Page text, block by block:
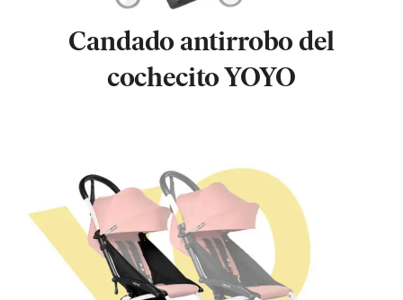
Candado antirrobo del
cochecito YOYO